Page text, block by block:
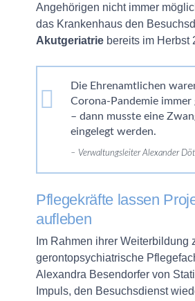
Angehörigen nicht immer
das Krankenhaus den
Akutgeriatrie bereits im Herbst
Die Ehrenamtlichen
Corona-Pandemie immer
– dann musste eine
eingelegt werden.
Verwaltungsleiter Alexander
Pflegekräfte lassen
aufleben
Im Rahmen ihrer Weiterbildung
gerontopsychiatrische
Alexandra Besendorfer von
Impuls, den Besuchsdienst